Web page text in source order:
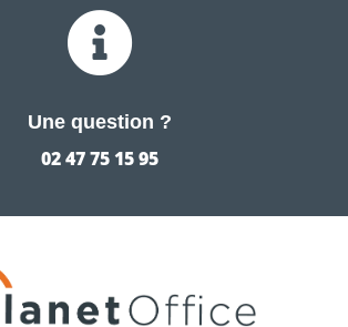

Une question ?
02 47 75 15 95